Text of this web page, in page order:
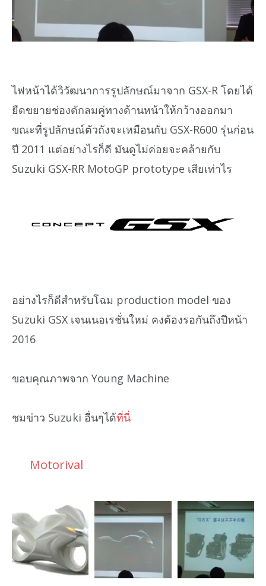
ไฟหน้าได้วิวัฒนาการรูปลักษณ์มาจาก GSX-R โดยได้
ยืดขยายช่องดักลมคู่ทางด้านหน้าให้กว้างออกมา
ขณะที่รูปลักษณ์ตัวถังจะเหมือนกับ GSX-R600 รุ่นก่อน
ปี 2011 แต่อย่างไรก็ดี มันดูไม่ค่อยจะคล้ายกับ
Suzuki GSX-RR MotoGP prototype เสียเท่าไร
อย่างไรก็ดีสำหรับโฉม production model ของ
Suzuki GSX เจนเนอเรชั่นใหม่ คงต้องรอกันถึงปีหน้า
2016
ขอบคุณภาพจาก Young Machine
ชมข่าว Suzuki อื่นๆได้ที่นี่
Motorival